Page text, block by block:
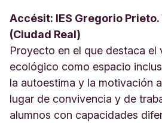
Accésit: IES Gregorio
(Ciudad Real)
Proyecto en el que destaca el
ecológico como espacio
la autoestima y la motivación
lugar de convivencia y de
alumnos con capacidades